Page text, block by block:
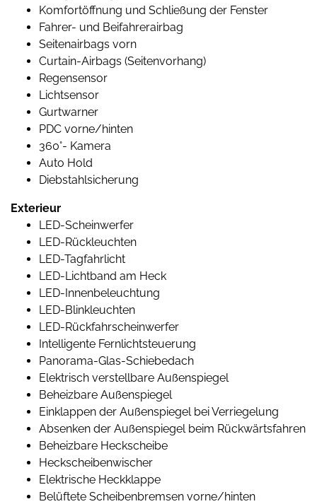
Komfortöffnung und Schließung der Fenster
Fahrer- und Beifahrerairbag
Seitenairbags vorn
Curtain-Airbags (Seitenvorhang)
Regensensor
Lichtsensor
Gurtwarner
PDC vorne/hinten
360°- Kamera
Auto Hold
Diebstahlsicherung
Exterieur
LED-Scheinwerfer
LED-Rückleuchten
LED-Tagfahrlicht
LED-Lichtband am Heck
LED-Innenbeleuchtung
LED-Blinkleuchten
LED-Rückfahrscheinwerfer
Intelligente Fernlichtsteuerung
Panorama-Glas-Schiebedach
Elektrisch verstellbare Außenspiegel
Beheizbare Außenspiegel
Einklappen der Außenspiegel bei Verriegelung
Absenken der Außenspiegel beim Rückwärtsfahren
Beheizbare Heckscheibe
Heckscheibenwischer
Elektrische Heckklappe
Belüftete Scheibenbremsen vorne/hinten